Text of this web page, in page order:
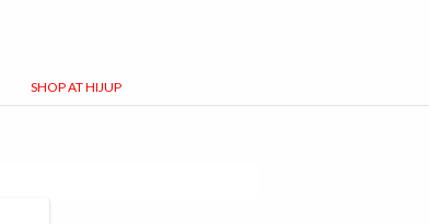
SHOP AT HIJUP